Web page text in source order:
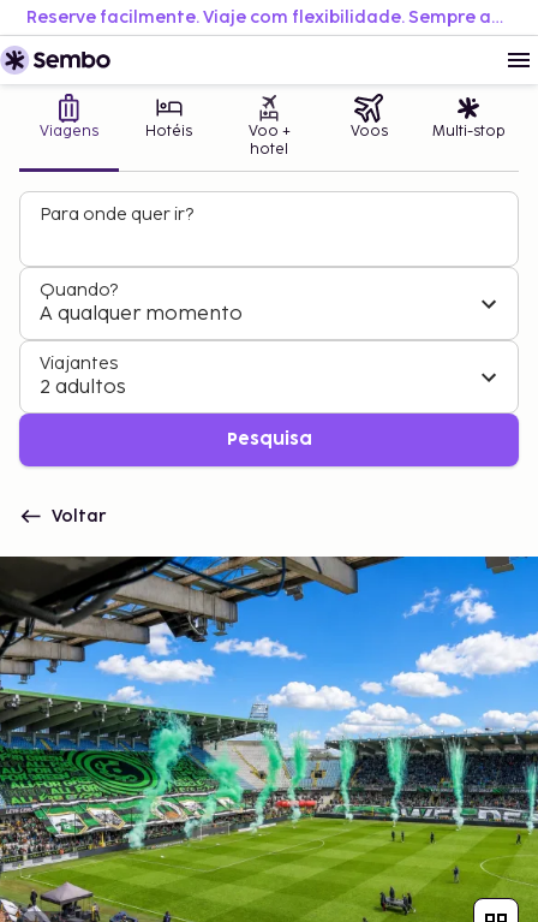
Reserve facilmente. Viaje com flexibilidade. Sempre ao melhor preço.
Viagens Hotéis
Voo +
hotel
Voos Multi-stop
Para onde quer ir?
Quando?
A qualquer momento
Viajantes
2 adultos
Pesquisa
Voltar